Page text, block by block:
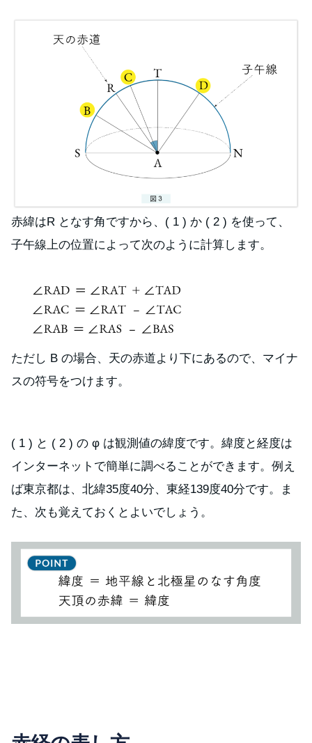
赤緯はR となす角ですから、( 1 ) か ( 2 ) を使って、
子午線上の位置によって次のように計算します。
ただし B の場合、天の赤道より下にあるので、マイナ
スの符号をつけます。
( 1 ) と ( 2 ) の φ は観測値の緯度です。緯度と経度は
インターネットで簡単に調べることができます。例え
ば東京都は、北緯35度40分、東経139度40分です。ま
た、次も覚えておくとよいでしょう。